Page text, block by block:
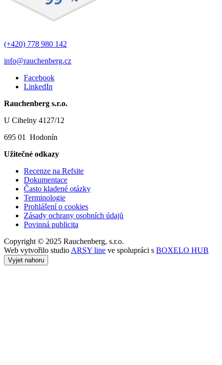
(+420) 778 980 142
info@rauchenberg.cz
Facebook
LinkedIn
Rauchenberg s.r.o.
U Cihelny 4127/12
695 01 Hodonín
Užitečné odkazy
Recenze na Refsite
Dokumentace
Často kladené otázky
Terminologie
Prohlášení o cookies
Zásady ochrany osobních údajů
Povinná publicita
Copyright © 2025 Rauchenberg, s.r.o.
Web vytvořilo studio ARSY line ve spolupráci s BOXELO HUB
Vyjet nahoru